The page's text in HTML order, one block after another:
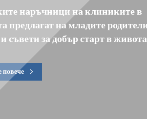
наръчници на клиниките в
предлагат на младите
съвети за добър старт в
повече